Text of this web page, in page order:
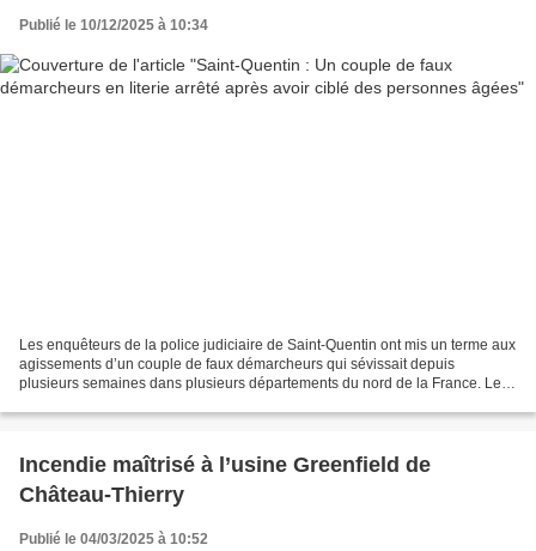
Publié le 10/12/2025 à 10:34
Les enquêteurs de la police judiciaire de Saint-Quentin ont mis un terme aux
agissements d’un couple de faux démarcheurs qui sévissait depuis
plusieurs semaines dans plusieurs départements du nord de la France. Leur
Incendie maîtrisé à l’usine Greenfield de
Château-Thierry
Publié le 04/03/2025 à 10:52